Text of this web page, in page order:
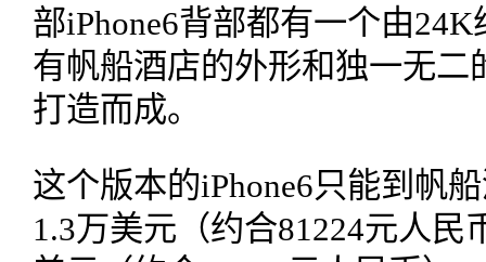
部iPhone6背部都有一个由
有帆船酒店的外形和独一无二
打造而成。
这个版本的iPhone6只能到帆
1.3万美元（约合81224元人民